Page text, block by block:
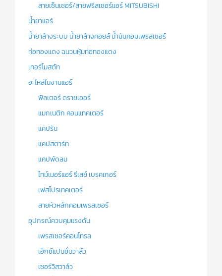
สายเซ็นเซอร์/สายฟรีสเซอร์แอร์ MITSUBISHI
น้ำยาแอร์
น้ำยาล้างระบบ น้ำยาล้างคอยล์ น้ำมันคอมเพรสเซอร์
ท่อทองแดง ฉนวนหุ้มท่อทองแดง
เทอร์โมสตัท
อะไหล่ในงานแอร์
ฟิลเตอร์ ดรายเออร์
แมกเนติก คอนแทคเตอร์
แคปรัน
แคปสตาร์ท
แคปพัดลม
ไทม์เมอร์แอร์ รีเลย์ เบรคเกอร์
เฟสโปรเทคเตอร์
สายหัวหลักคอมเพรสเซอร์
อุปกรณ์ควบคุมแรงดัน
เพรสเชอร์คอนโทรล
เอ็กซ์แปนชั่นวาล์ว
เซอร์วิสวาล์ว